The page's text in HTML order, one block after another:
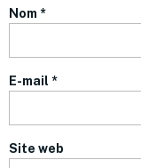
Nom *
E-mail *
Site web